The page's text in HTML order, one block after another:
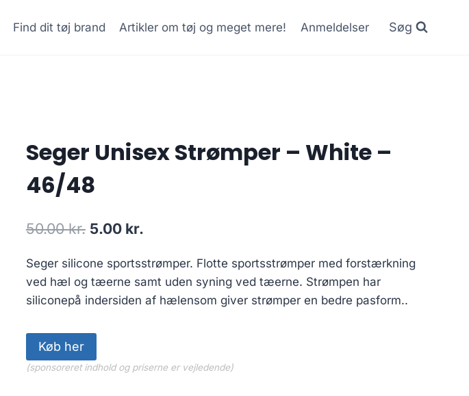
Find dit tøj brand Artikler om tøj og meget mere! Anmeldelser Søg
Seger Unisex Strømper – White –
46/48
50.00kr. Original
was:
50.00 kr..
5.00 kr.
is:
5.00 kr..
Seger silicone sportsstrømper. Flotte sportsstrømper med forstærkning
ved hæl og tæerne samt uden syning ved tæerne. Strømpen har
siliconepå indersiden af hælensom giver strømper en bedre pasform..
Køb her
(sponsoreret indhold og priserne er vejledende)